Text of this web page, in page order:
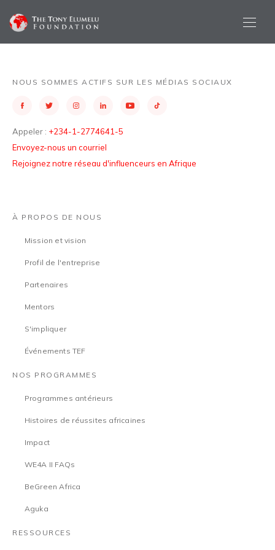
NOUS SOMMES ACTIFS SUR LES MÉDIAS SOCIAUX
Appeler : +234-1-2774641-5
Envoyez-nous un courriel
Rejoignez notre réseau d'influenceurs en Afrique
À PROPOS DE NOUS
Mission et vision
Profil de l'entreprise
Partenaires
Mentors
S'impliquer
Événements TEF
NOS PROGRAMMES
Programmes antérieurs
Histoires de réussites africaines
Impact
WE4A II FAQs
BeGreen Africa
Aguka
RESSOURCES